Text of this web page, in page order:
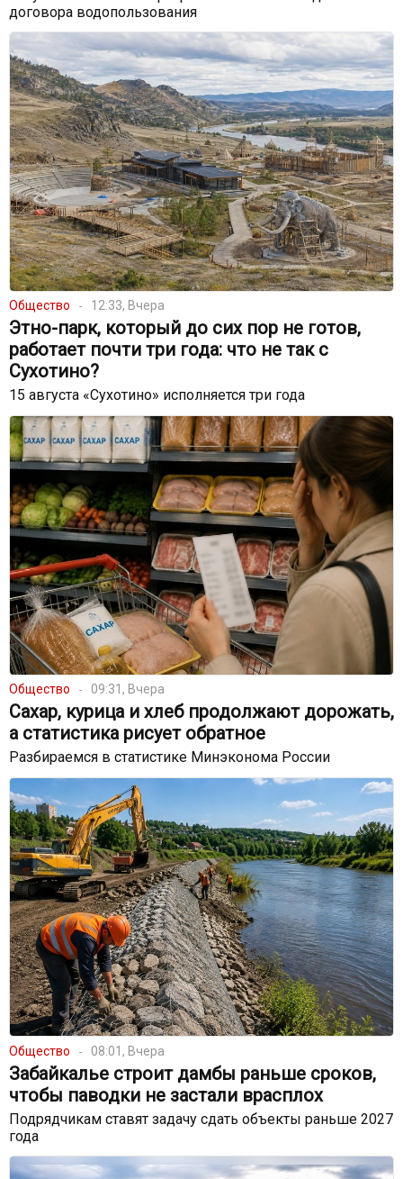
договора водопользования
Общество 12:33, Вчера
Этно-парк, который до сих пор не готов,
работает почти три года: что не так с
Сухотино?
15 августа «Сухотино» исполняется три года
Общество 09:31, Вчера
Сахар, курица и хлеб продолжают дорожать,
а статистика рисует обратное
Разбираемся в статистике Минэконома России
Общество 08:01, Вчера
Забайкалье строит дамбы раньше сроков,
чтобы паводки не застали врасплох
Подрядчикам ставят задачу сдать объекты раньше 2027
года